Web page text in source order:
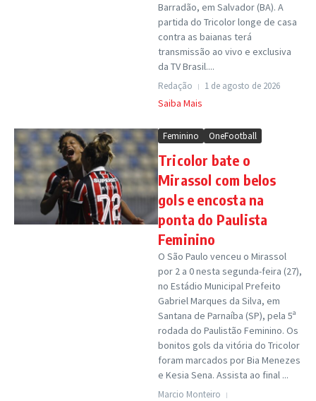
Barradão, em Salvador (BA). A
partida do Tricolor longe de casa
contra as baianas terá
transmissão ao vivo e exclusiva
da TV Brasil....
Redação 1 de agosto de 2026
Saiba Mais
Feminino OneFootball
Tricolor bate o
Mirassol com belos
gols e encosta na
ponta do Paulista
Feminino
O São Paulo venceu o Mirassol
por 2 a 0 nesta segunda-feira (27),
no Estádio Municipal Prefeito
Gabriel Marques da Silva, em
Santana de Parnaíba (SP), pela 5ª
rodada do Paulistão Feminino. Os
bonitos gols da vitória do Tricolor
foram marcados por Bia Menezes
e Kesia Sena. Assista ao final ...
Marcio Monteiro